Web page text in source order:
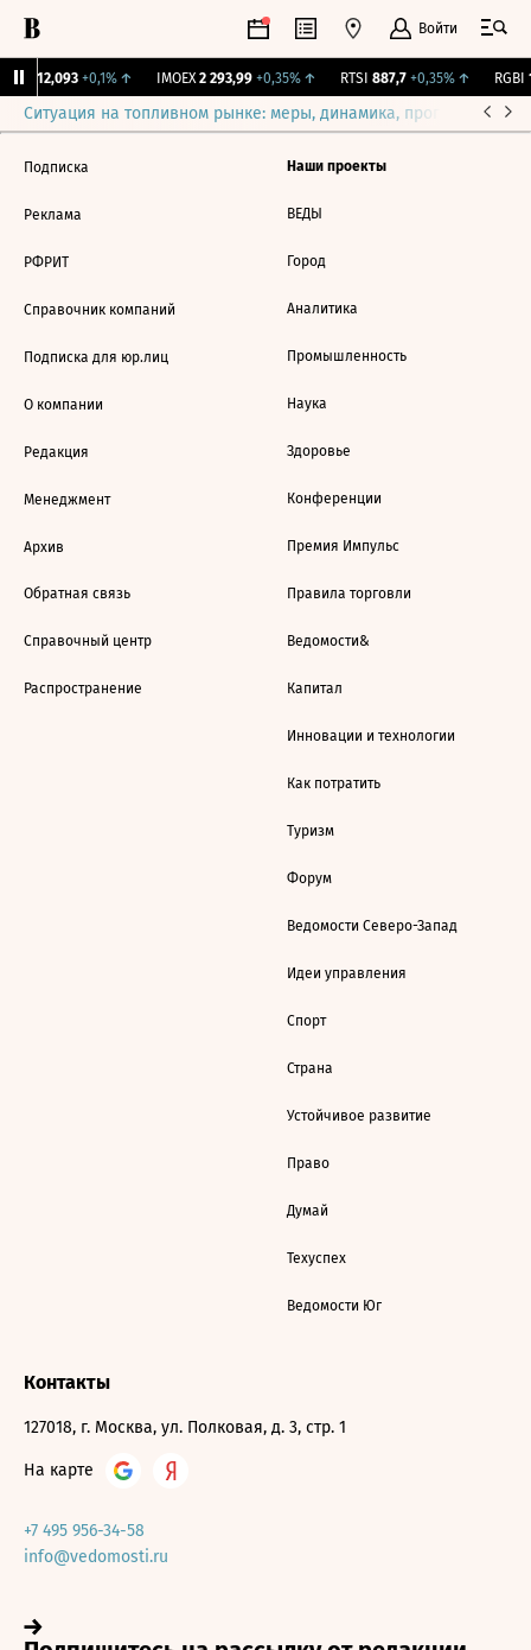
Войти
12,093 +0,1%↑ IMOEX 2 293,99 +0,35%↑ RTSI 887,7 +0,35%↑ RGBI
Ситуация на топливном рынке: меры, динамика, прогнозы
Подписка
Реклама
РФРИТ
Справочник компаний
Подписка для юр.лиц
О компании
Редакция
Менеджмент
Архив
Обратная связь
Справочный центр
Распространение
Наши проекты
ВЕДЫ
Город
Аналитика
Промышленность
Наука
Здоровье
Конференции
Премия Импульс
Правила торговли
Ведомости&
Капитал
Инновации и технологии
Как потратить
Туризм
Форум
Ведомости Северо-Запад
Идеи управления
Спорт
Страна
Устойчивое развитие
Право
Думай
Техуспех
Ведомости Юг
Контакты
127018, г. Москва, ул. Полковая, д. 3, стр. 1
На карте
+7 495 956-34-58
info@vedomosti.ru